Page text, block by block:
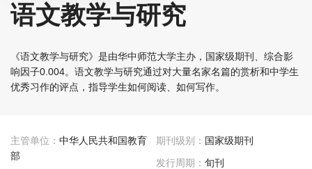
语文教学与研究
《语文教学与研究》是由华中师范大学主办，国家级期刊、综合影
响因子0.004。语文教学与研究通过对大量名家名篇的赏析和中学生
优秀习作的评点，指导学生如何阅读、如何写作。
主管单位： 中华人民共和国教育
部
期刊级别： 国家级期刊
发行周期： 旬刊